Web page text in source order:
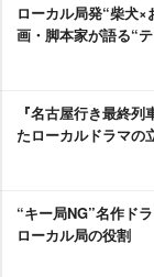
ローカル局発“柴犬
画・脚本家が語る“
『名古屋行き最終
たローカルドラマの
“キー局NG”名作ド
ローカル局の役割